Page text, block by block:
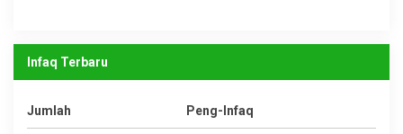
Infaq Terbaru
Jumlah Peng-Infaq